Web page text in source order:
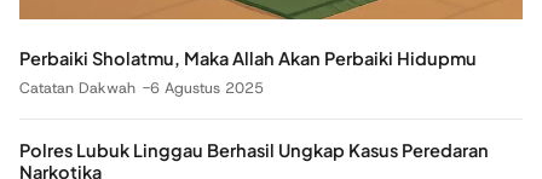
Perbaiki Sholatmu, Maka Allah Akan Perbaiki Hidupmu
Catatan Dakwah 6 Agustus 2025
Polres Lubuk Linggau Berhasil Ungkap Kasus Peredaran
Narkotika